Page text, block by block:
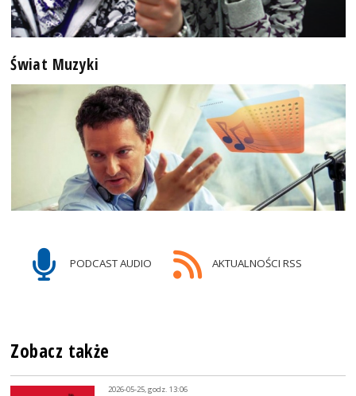
Świat Muzyki
PODCAST AUDIO AKTUALNOŚCI RSS
Zobacz także
2026-05-25, godz. 13:06